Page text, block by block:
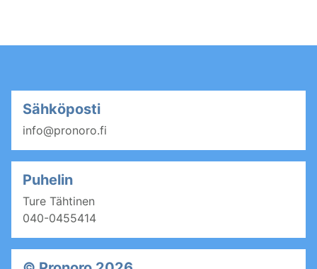
Sähköposti
info@pronoro.fi
Puhelin
Ture Tähtinen
040-0455414